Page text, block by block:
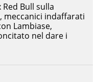
Bull sulla
meccanici indaffarati
Lambiase,
nel dare i